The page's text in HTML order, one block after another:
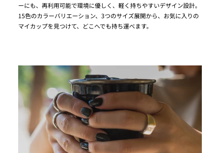
ーにも、再利用可能で環境に優しく、軽く持ちやすいデザイン設計。
15色のカラーバリエーション、3つのサイズ展開から、お気に入りの
マイカップを見つけて、どこへでも持ち運べます。